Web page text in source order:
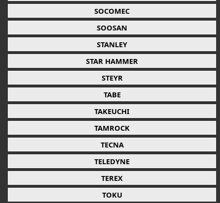
SOCOMEC
SOOSAN
STANLEY
STAR HAMMER
STEYR
TABE
TAKEUCHI
TAMROCK
TECNA
TELEDYNE
TEREX
TOKU